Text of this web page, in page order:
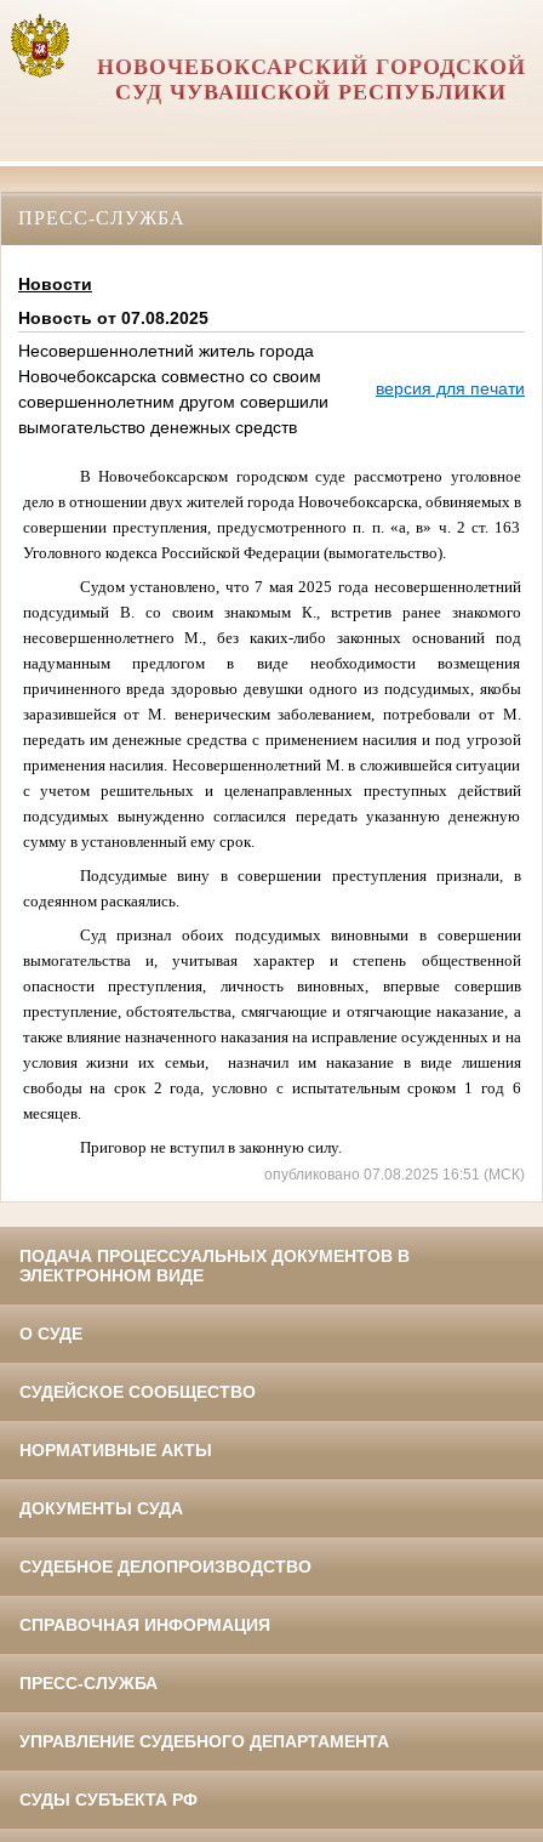
НОВОЧЕБОКСАРСКИЙ ГОРОДСКОЙ
СУД ЧУВАШСКОЙ РЕСПУБЛИКИ
ПРЕСС-СЛУЖБА
Новости
Новость от 07.08.2025
Несовершеннолетний житель города
Новочебоксарска совместно со своим
совершеннолетним другом совершили
вымогательство денежных средств
версия для печати
В Новочебоксарском городском суде рассмотрено уголовное
дело в отношении двух жителей города Новочебоксарска, обвиняемых в
совершении преступления, предусмотренного п. п. «а, в» ч. 2 ст. 163
Уголовного кодекса Российской Федерации (вымогательство).
Судом установлено, что 7 мая 2025 года несовершеннолетний
подсудимый В. со своим знакомым К., встретив ранее знакомого
несовершеннолетнего М., без каких-либо законных оснований под
надуманным предлогом в виде необходимости возмещения
причиненного вреда здоровью девушки одного из подсудимых, якобы
заразившейся от М. венерическим заболеванием, потребовали от М.
передать им денежные средства с применением насилия и под угрозой
применения насилия. Несовершеннолетний М. в сложившейся ситуации
с учетом решительных и целенаправленных преступных действий
подсудимых вынужденно согласился передать указанную денежную
сумму в установленный ему срок.
Подсудимые вину в совершении преступления признали, в
содеянном раскаялись.
Суд признал обоих подсудимых виновными в совершении
вымогательства и, учитывая характер и степень общественной
опасности преступления, личность виновных, впервые совершив
преступление, обстоятельства, смягчающие и отягчающие наказание, а
также влияние назначенного наказания на исправление осужденных и на
условия жизни их семьи,
назначил им наказание в виде лишения
свободы на срок 2 года, условно с испытательным сроком 1 год 6
месяцев.
Приговор не вступил в законную силу.
опубликовано 07.08.2025 16:51 (МСК)
ПОДАЧА ПРОЦЕССУАЛЬНЫХ ДОКУМЕНТОВ В
ЭЛЕКТРОННОМ ВИДЕ
О СУДЕ
СУДЕЙСКОЕ СООБЩЕСТВО
НОРМАТИВНЫЕ АКТЫ
ДОКУМЕНТЫ СУДА
СУДЕБНОЕ ДЕЛОПРОИЗВОДСТВО
СПРАВОЧНАЯ ИНФОРМАЦИЯ
ПРЕСС-СЛУЖБА
УПРАВЛЕНИЕ СУДЕБНОГО ДЕПАРТАМЕНТА
СУДЫ СУБЪЕКТА РФ